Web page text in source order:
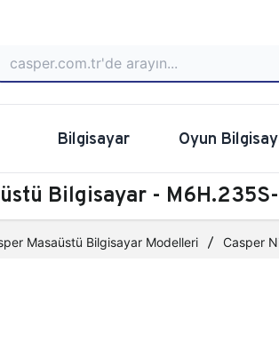
Bilgisayar Oyun
Bilgisayar -
Masaüstü Bilgisayar Modelleri Casper